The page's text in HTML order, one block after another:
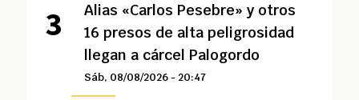
Alias «Carlos Pesebre» y otros
16 presos de alta peligrosidad
llegan a cárcel Palogordo
Sáb, 08/08/2026 - 20:47